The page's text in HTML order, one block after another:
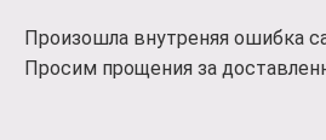
Букет из конфет
Произошла внутреняя ошибка
Просим прощения за